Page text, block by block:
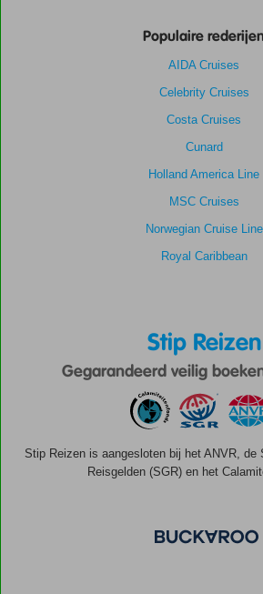
Populaire
AIDA Cruises
Celebrity Cruises
Costa Cruises
Cunard
Holland America Line
MSC Cruises
Norwegian Cruise Line
Royal Caribbean
Stip Reizen
Gegarandeerd veilig
Stip Reizen is aangesloten bij het ANVR, de
Reisgelden (SGR) en het